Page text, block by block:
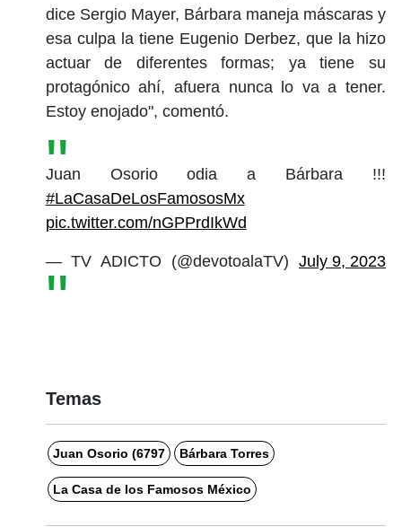
dice Sergio Mayer, Bárbara maneja máscaras y
esa culpa la tiene Eugenio Derbez, que la hizo
actuar de diferentes formas; ya tiene su
protagónico ahí, afuera nunca lo va a tener.
Estoy enojado", comentó.
Juan Osorio odia a Bárbara !!!
#LaCasaDeLosFamososMx
pic.twitter.com/nGPPrdIkWd
— TV ADICTO (@devotoalaTV) July 9, 2023
Temas
Juan Osorio (6797 Bárbara Torres
La Casa de los Famosos México